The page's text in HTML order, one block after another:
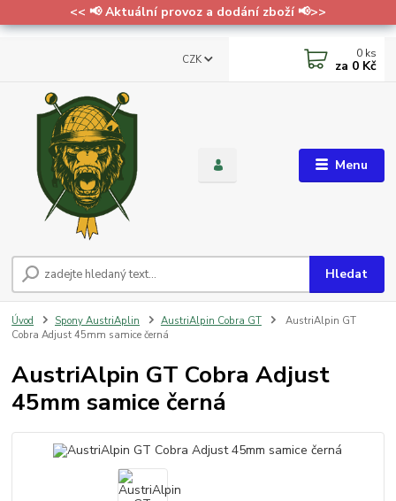
<< 📢 Aktuální provoz a dodání zboží 📢>>
Menu
CZK
Hledat
0 ks
za 0 Kč
Úvod Spony AustriAplin AustriAlpin Cobra GT
AustriAlpin GT
Cobra Adjust 45mm samice černá
AustriAlpin GT Cobra Adjust
45mm samice černá